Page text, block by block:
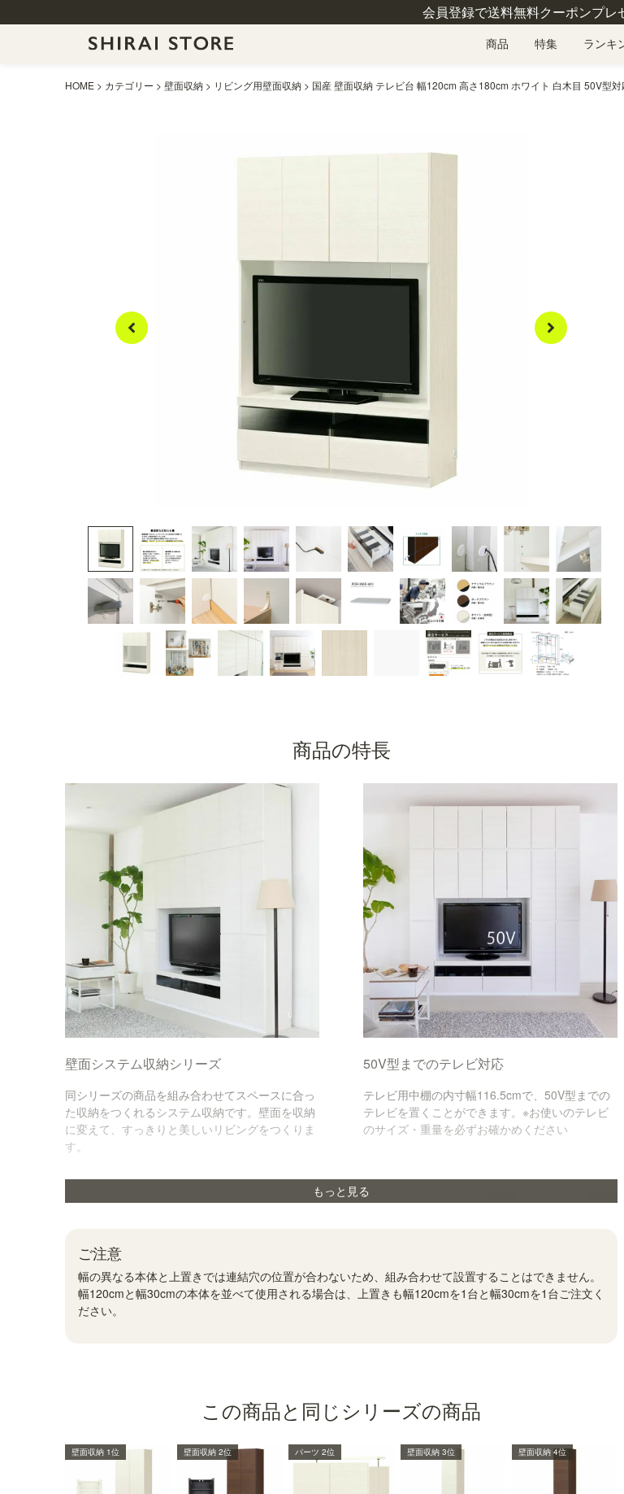
会員登録で送料無料クーポンプレ
商品 特集 ランキ
HOME カテゴリー 壁面収納 リビング用壁面収納 国産 壁面収納 テレビ台 幅120cm 高さ180cm ホワイト 白木目 50V型
商品の特長
壁面システム収納シリーズ
同シリーズの商品を組み合わせてスペースに合っ
た収納をつくれるシステム収納です。壁面を収納
に変えて、すっきりと美しいリビングをつくりま
す。
50V型までのテレビ対応
テレビ用中棚の内寸幅116.5cmで、50V型までの
テレビを置くことができます。※お使いのテレビ
のサイズ・重量を必ずお確かめください
引き出し収納
もっと見る
ご注意
幅の異なる本体と上置きでは連結穴の位置が合わないため、組み合わせて設置することはできません。
幅120cmと幅30cmの本体を並べて使用される場合は、上置きも幅120cmを1台と幅30cmを1台ご注文く
ださい。
この商品と同じシリーズの商品
壁面収納 1位 壁面収納 2位 パーツ 2位 壁面収納 3位 壁面収納 4位